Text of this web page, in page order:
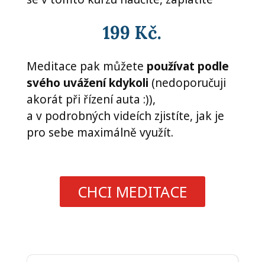
199 Kč.
Meditace pak můžete používat podle
svého uvážení kdykoli (nedoporučuji
akorát při řízení auta :)),
a v podrobných videích zjistíte, jak je
pro sebe maximálně využít.
CHCI MEDITACE